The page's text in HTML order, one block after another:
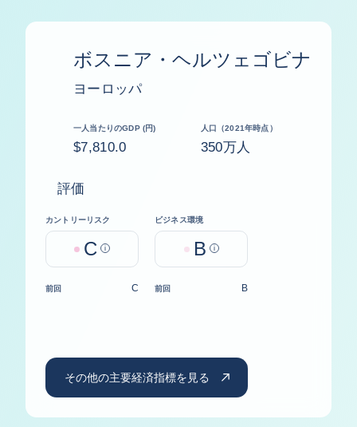
ボスニア・ヘルツェゴビナ
ヨーロッパ
一人当たりのGDP (円)
$7,810.0
人口（2021年時点）
350万人
評価
カントリーリスク
C Help
ビジネス環境
B Help
前回 C 前回 B
その他の主要経済指標を見る